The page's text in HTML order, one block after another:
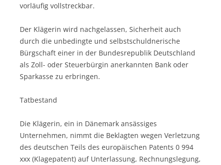
vorläufig vollstreckbar.
Der Klägerin wird nachgelassen, Sicherheit auch
durch die unbedingte und selbstschuldnerische
Bürgschaft einer in der Bundesrepublik Deutschland
als Zoll- oder Steuerbürgin anerkannten Bank oder
Sparkasse zu erbringen.
Tatbestand
Die Klägerin, ein in Dänemark ansässiges
Unternehmen, nimmt die Beklagten wegen Verletzung
des deutschen Teils des europäischen Patents 0 994
xxx (Klagepatent) auf Unterlassung, Rechnungslegung,